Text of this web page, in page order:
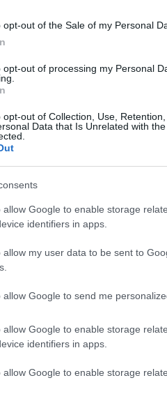
opt-out of the Sale of my Personal
opt-out of processing my Personal
opt-out of Collection, Use,
Data that Is Unrelated with
allow Google to enable storage
identifiers in apps.
allow my user data to be sent to
allow Google to send me
allow Google to enable storage
identifiers in apps.
allow Google to enable storage